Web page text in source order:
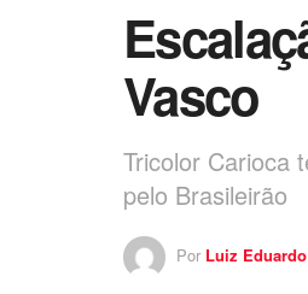
Vasco
Tricolor Carioca
pelo Brasileirão
Por Luiz